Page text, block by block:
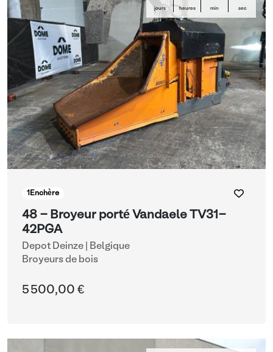
jours heures min sec
1 Enchère
48 - Broyeur porté Vandaele TV31-
42PGA
Depot Deinze | Belgique
Broyeurs de bois
5 500,00 €